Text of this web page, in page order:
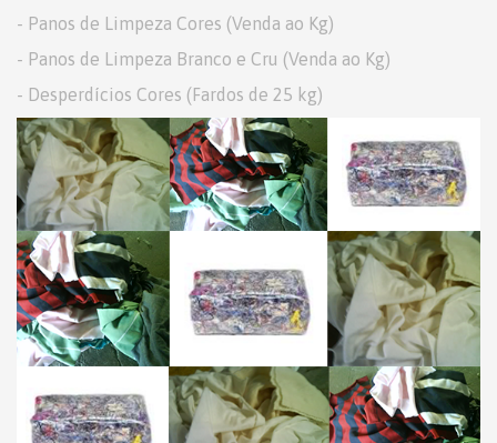
- Panos de Limpeza Cores (Venda ao Kg)
- Panos de Limpeza Branco e Cru (Venda ao Kg)
- Desperdícios Cores (Fardos de 25 kg)